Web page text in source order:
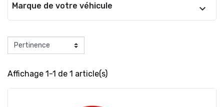
Marque de votre véhicule
Affichage 1-1 de 1 article(s)